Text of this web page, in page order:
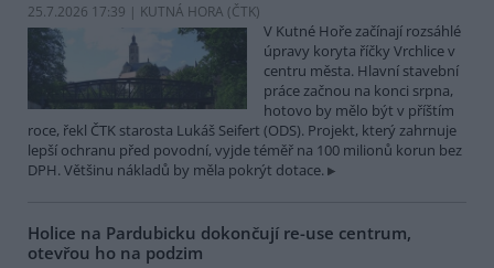
25.7.2026 17:39 | KUTNÁ HORA (ČTK)
V Kutné Hoře začínají rozsáhlé
úpravy koryta říčky Vrchlice v
centru města. Hlavní stavební
práce začnou na konci srpna,
hotovo by mělo být v příštím
roce, řekl ČTK starosta Lukáš Seifert (ODS). Projekt, který zahrnuje
lepší ochranu před povodní, vyjde téměř na 100 milionů korun bez
DPH. Většinu nákladů by měla pokrýt dotace.
Holice na Pardubicku dokončují re-use centrum,
otevřou ho na podzim